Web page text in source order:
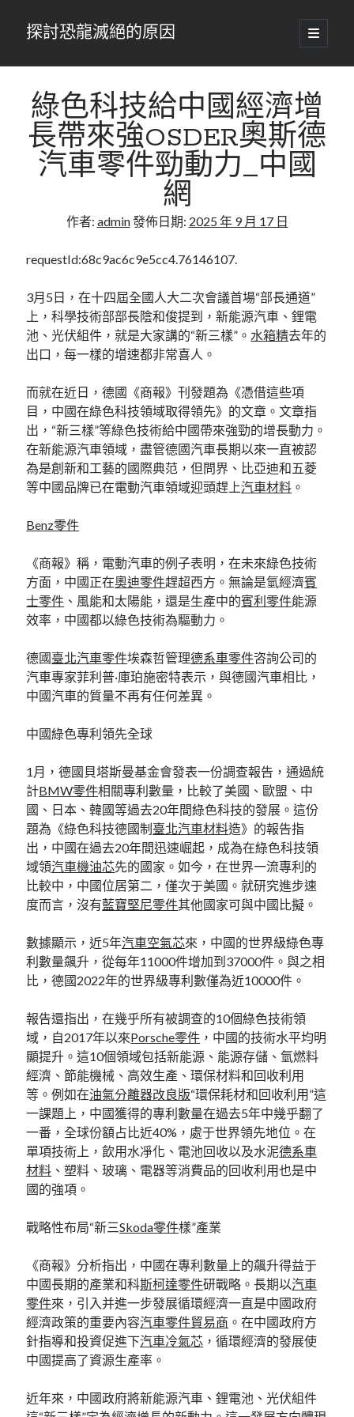
探討恐龍滅絕的原因
開
啟
要
單
綠色科技給中國經濟增
長帶來強OSDER奧斯德
汽車零件勁動力_中國
網
作者: admin發佈日期: 2025 年 9 月 17 日
requestId:68c9ac6c9e5cc4.76146107.
3月5日，在十四屆全國人大二次會議首場“部長通道”
上，科學技術部部長陰和俊提到，新能源汽車、鋰電
池、光伏組件，就是大家講的“新三樣”。 水箱精去年的
出口，每一樣的增速都非常喜人。
而就在近日，德國《商報》刊發題為《憑借這些項
目，中國在綠色科技領域取得領先》的文章。文章指
出，“新三樣”等綠色技術給中國帶來強勁的增長動力。
在新能源汽車領域，盡管德國汽車長期以來一直被認
為是創新和工藝的國際典范，但問界、比亞迪和五菱
等中國品牌已在電動汽車領域迎頭趕上汽車材料 。
Benz零件
《商報》稱，電動汽車的例子表明，在未來綠色技術
方面，中國正在奧迪零件趕超西方。無論是氫經濟賓
士零件 、風能和太陽能，還是生產中的賓利零件能源
效率，中國都以綠色技術為驅動力。
德國臺北汽車零件埃森哲管理德系車零件咨詢公司的
汽車專家菲利普·庫珀施密特表示，與德國汽車相比，
中國汽車的質量不再有任何差異。
中國綠色專利領先全球
1月，德國貝塔斯曼基金會發表一份調查報告，通過統
計BMW零件相關專利數量，比較了美國、歐盟、中
國、日本、韓國等過去20年間綠色科技的發展。這份
題為《綠色科技德國制臺北汽車材料造》的報告指
出，中國在過去20年間迅速崛起，成為在綠色科技領
域領汽車機油芯先的國家。如今，在世界一流專利的
比較中，中國位居第二，僅次于美國。就研究進步速
度而言，沒有藍寶堅尼零件其他國家可與中國比擬。
數據顯示，近5年汽車空氣芯來，中國的世界級綠色專
利數量飆升，從每年11000件增加到37000件。與之相
比，德國2022年的世界級專利數僅為近10000件。
報告還指出，在幾乎所有被調查的10個綠色技術領
域，自2017年以來Porsche零件 ，中國的技術水平均明
顯提升。這10個領域包括新能源、能源存儲、氫燃料
經濟、節能機械、高效生產、環保材料和回收利用
等。例如在油氣分離器改良版“環保耗材和回收利用”這
一課題上，中國獲得的專利數量在過去5年中幾乎翻了
一番，全球份額占比近40%，處于世界領先地位。在
單項技術上，飲用水凈化、電池回收以及水泥德系車
材料 、塑料、玻璃、電器等消費品的回收利用也是中
國的強項。
戰略性布局“新三Skoda零件樣”產業
《商報》分析指出，中國在專利數量上的飆升得益于
中國長期的產業和科斯柯達零件研戰略。長期以汽車
零件來，引入并進一步發展循環經濟一直是中國政府
經濟政策的重要內容汽車零件貿易商 。在中國政府方
針指導和投資促進下汽車冷氣芯 ，循環經濟的發展使
中國提高了資源生產率。
近年來，中國政府將新能源汽車、鋰電池、光伏組件